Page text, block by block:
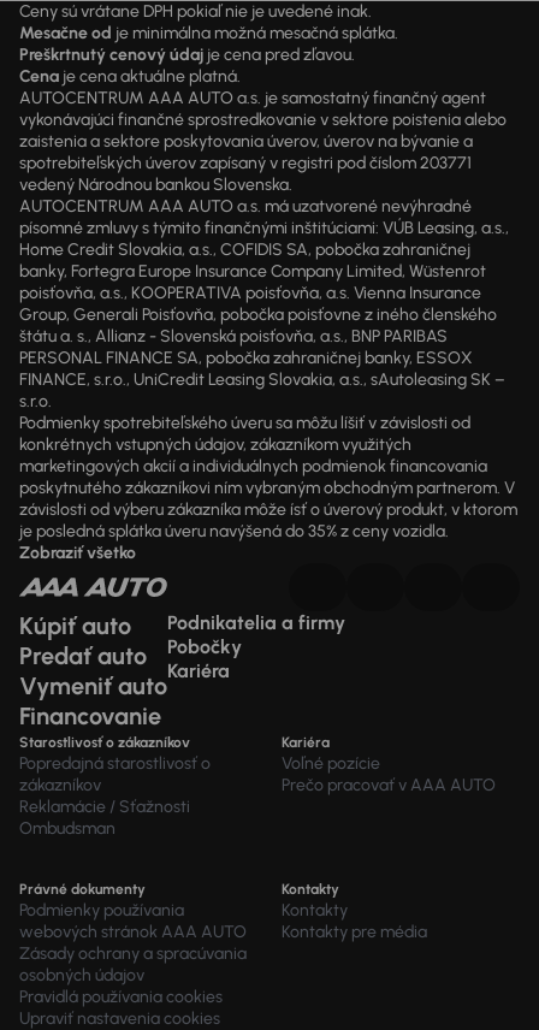
Ceny sú vrátane DPH pokiaľ nie je uvedené inak.
Mesačne od je minimálna možná mesačná splátka.
Preškrtnutý cenový údaj je cena pred zľavou.
Cena je cena aktuálne platná.
AUTOCENTRUM AAA AUTO a.s. je samostatný finančný agent
vykonávajúci finančné sprostredkovanie v sektore poistenia alebo
zaistenia a sektore poskytovania úverov, úverov na bývanie a
spotrebiteľských úverov zapísaný v registri pod číslom 203771
vedený Národnou bankou Slovenska.
AUTOCENTRUM AAA AUTO a.s. má uzatvorené nevýhradné
písomné zmluvy s týmito finančnými inštitúciami: VÚB Leasing, a.s.,
Home Credit Slovakia, a.s., COFIDIS SA, pobočka zahraničnej
banky, Fortegra Europe Insurance Company Limited, Wüstenrot
poisťovňa, a.s., KOOPERATIVA poisťovňa, a.s. Vienna Insurance
Group, Generali Poisťovňa, pobočka poisťovne z iného členského
štátu a. s., Allianz - Slovenská poisťovňa, a.s., BNP PARIBAS
PERSONAL FINANCE SA, pobočka zahraničnej banky, ESSOX
FINANCE, s.r.o., UniCredit Leasing Slovakia, a.s., sAutoleasing SK –
s.r.o.
Podmienky spotrebiteľského úveru sa môžu líšiť v závislosti od
konkrétnych vstupných údajov, zákazníkom využitých
marketingových akcií a individuálnych podmienok financovania
poskytnutého zákazníkovi ním vybraným obchodným partnerom. V
závislosti od výberu zákazníka môže ísť o úverový produkt, v ktorom
je posledná splátka úveru navýšená do 35% z ceny vozidla.
Zobraziť všetko
Kúpiť auto
Predať auto
Vymeniť auto
Financovanie
Podnikatelia a firmy
Pobočky
Kariéra
Starostlivosť o zákazníkov
Popredajná starostlivosť o
zákazníkov
Reklamácie / Sťažnosti
Ombudsman
Kariéra
Voľné pozície
Prečo pracovať v AAA AUTO
Právné dokumenty
Podmienky používania
webových stránok AAA AUTO
Zásady ochrany a spracúvania
osobných údajov
Pravidlá používania cookies
Upraviť nastavenia cookies
Kontakty
Kontakty
Kontakty pre média